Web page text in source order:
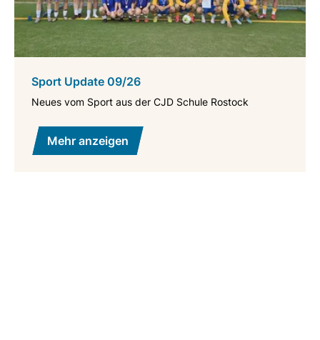
Sport Update 09/26
Neues vom Sport aus der CJD Schule Rostock
Mehr anzeigen